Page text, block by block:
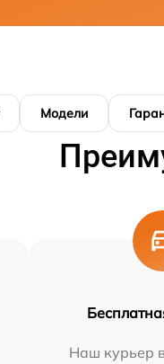
Модели
Наш курьер